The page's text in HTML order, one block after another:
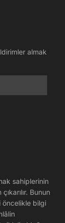
almak
sahiplerinin
Bunun
öncelikle bilgi